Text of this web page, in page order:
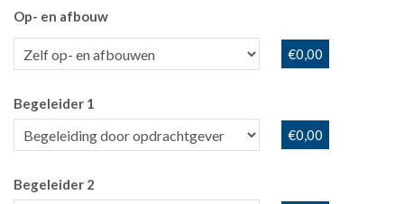
Op- en afbouw
€0,00
Begeleider 1
€0,00
Begeleider 2